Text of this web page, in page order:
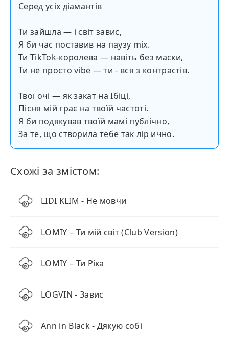
Серед усіх діамантів
Ти зайшла — і світ завис,
Я би час поставив на паузу mix.
Ти TikTok-королева — навіть без маски,
Ти не просто vibe — ти - вся з контрастів.
Твої очі — як закат на Ібіці,
Пісня мій грає на твоїй частоті.
Я би подякував твоїй мамі публічно,
За те, що створила тебе так лір ично.
Схожі за змістом:
LIDI KLIM - Не мовчи
LOMIY – Ти мій світ (Club Version)
LOMIY – Ти Ріка
LOGVIN - Завис
Ann in Black - Дякую собі